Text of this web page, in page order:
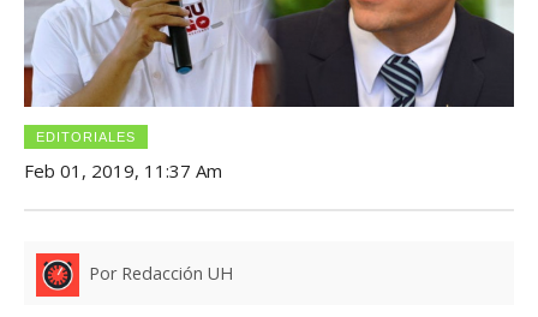
EDITORIALES
Feb 01, 2019, 11:37 Am
Por Redacción UH